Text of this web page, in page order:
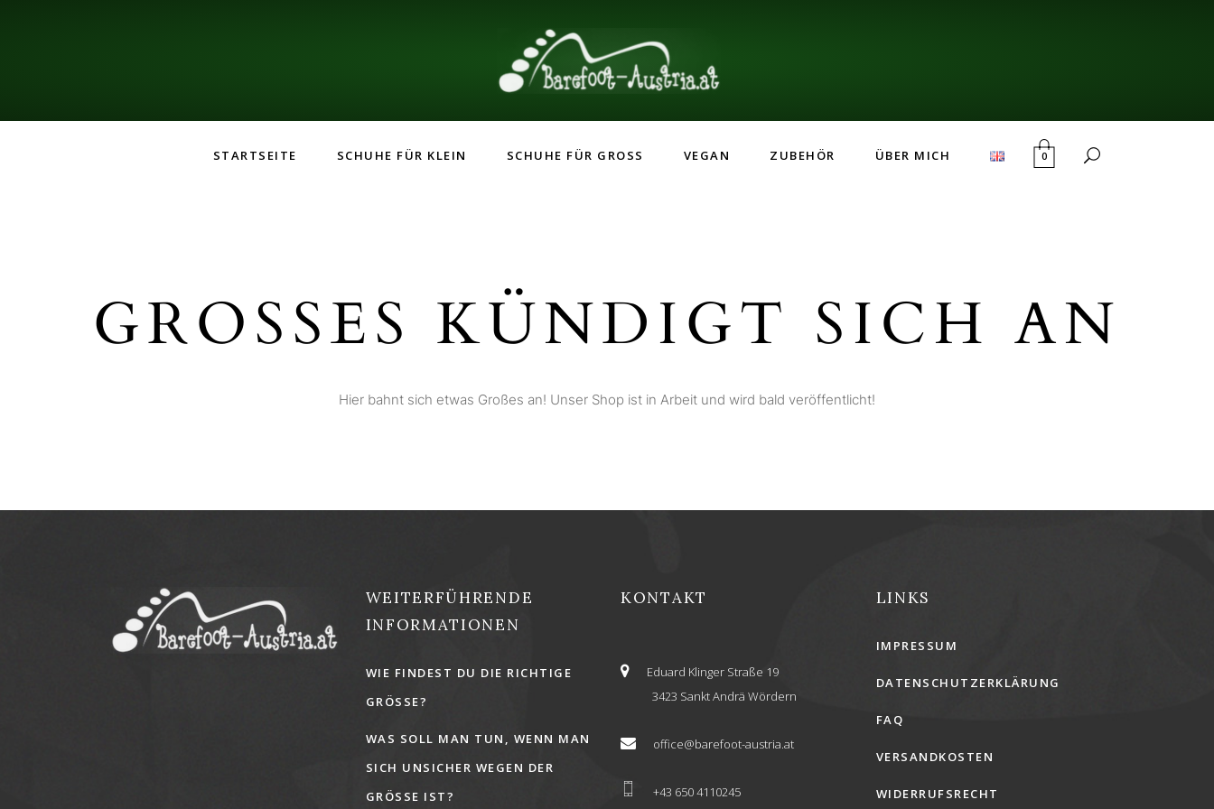
STARTSEITE SCHUHE FÜR KLEIN SCHUHE FÜR GROSS VEGAN ZUBEHÖR ÜBER MICH 0
GROSSES KÜNDIGT SICH AN
Hier bahnt sich etwas Großes an! Unser Shop ist in Arbeit und wird bald veröffentlicht!
WEITERFÜHRENDE
INFORMATIONEN
WIE FINDEST DU DIE RICHTIGE
GRÖSSE?
WAS SOLL MAN TUN, WENN MAN
SICH UNSICHER WEGEN DER
GRÖSSE IST?
KONTAKT
Eduard Klinger Straße 19
3423 Sankt Andrä Wördern
office@barefoot-austria.at
+43 650 4110245
LINKS
IMPRESSUM
DATENSCHUTZERKLÄRUNG
FAQ
VERSANDKOSTEN
WIDERRUFSRECHT